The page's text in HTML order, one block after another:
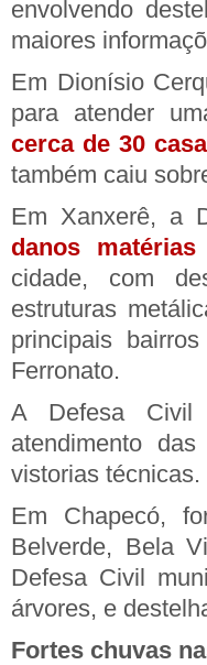
envolvendo
maiores
Em Dionísio
para atender
cerca de 30
também caiu
Em Xanxerê, a
danos
cidade, com
estruturas
principais
Ferronato.
A Defesa Civil
atendimento
vistorias técnicas.
Em Chapecó,
Belverde, Bela
Defesa Civil
árvores, e
Fortes chuvas